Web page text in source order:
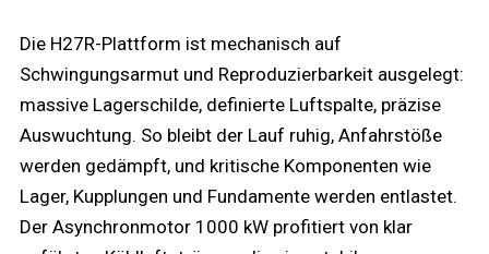
Die H27R-Plattform ist mechanisch auf
Schwingungsarmut und Reproduzierbarkeit ausgelegt:
massive Lagerschilde, definierte Luftspalte, präzise
Auswuchtung. So bleibt der Lauf ruhig, Anfahrstöße
werden gedämpft, und kritische Komponenten wie
Lager, Kupplungen und Fundamente werden entlastet.
Der Asynchronmotor 1000 kW profitiert von klar